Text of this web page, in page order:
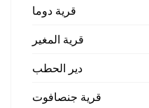
قرية دوما
قرية المغير
دير الحطب
قرية جنصافوت